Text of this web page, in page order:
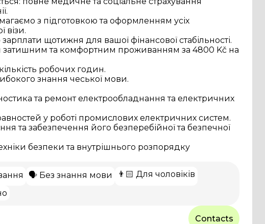
з підготовкою та оформленням усіх
візи.
щотижня для вашої фінансової стабільності.
затишним та комфортним проживанням за 4800 Kč на
робочих годин.
знання чеської мови.
та ремонт електрообладнання та електричних
у роботі промислових електричних систем.
та забезпечення його безперебійної та безпечної
безпеки та внутрішнього розпорядку
🗣️ Без знання мови
👨🏻 Для чоловіків
Contacts